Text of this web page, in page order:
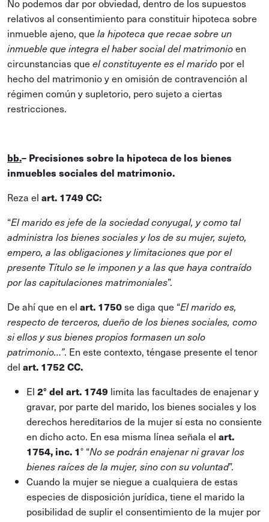
No podemos dar por obviedad, dentro de los supuestos
relativos al consentimiento para constituir hipoteca sobre
inmueble ajeno, que la hipoteca que recae sobre un
inmueble que integra el haber social del matrimonioen
circunstancias que el constituyente es el marido por el
hecho del matrimonio y en omisión de contravención al
régimen común y supletorio, pero sujeto a ciertas
restricciones.
bb.– Precisiones sobre la hipoteca de los bienes
inmuebles sociales del matrimonio.
Reza el art. 1749 CC:
“El marido es jefe de la sociedad conyugal, y como tal
administra los bienes sociales y los de su mujer, sujeto,
empero, a las obligaciones y limitaciones que por el
presente Título se le imponen y a las que haya contraído
por las capitulaciones matrimoniales”.
De ahí que en el art. 1750se diga que “El marido es,
respecto de terceros, dueño de los bienes sociales, como
si ellos y sus bienes propios formasen un solo
patrimonio…”. En este contexto, téngase presente el tenor
del art. 1752 CC.
El 2° del art. 1749 limita las facultades de enajenar y
gravar, por parte del marido, los bienes sociales y los
derechos hereditarios de la mujer sí esta no consiente
en dicho acto. En esa misma línea señala el art.
1754, inc. 1° “No se podrán enajenar ni gravar los
bienes raíces de la mujer, sino con su voluntad”.
Cuando la mujer se niegue a cualquiera de estas
especies de disposición jurídica, tiene el marido la
posibilidad de suplir el consentimiento de la mujer por